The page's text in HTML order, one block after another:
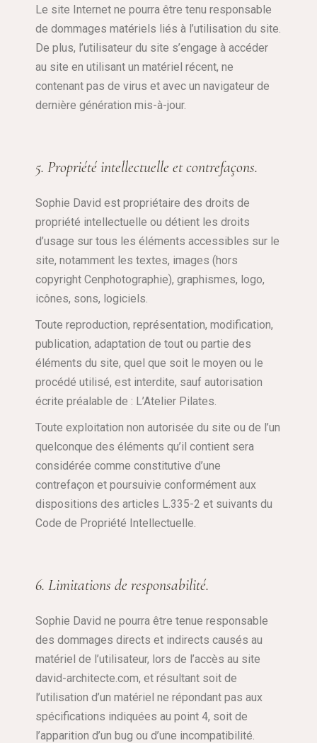
Le site Internet ne pourra être tenu responsable
de dommages matériels liés à l’utilisation du site.
De plus, l’utilisateur du site s’engage à accéder
au site en utilisant un matériel récent, ne
contenant pas de virus et avec un navigateur de
dernière génération mis-à-jour.
5. Propriété intellectuelle et contrefaçons.
Sophie David est propriétaire des droits de
propriété intellectuelle ou détient les droits
d’usage sur tous les éléments accessibles sur le
site, notamment les textes, images (hors
copyright Cenphotographie), graphismes, logo,
icônes, sons, logiciels.
Toute reproduction, représentation, modification,
publication, adaptation de tout ou partie des
éléments du site, quel que soit le moyen ou le
procédé utilisé, est interdite, sauf autorisation
écrite préalable de : L’Atelier Pilates.
Toute exploitation non autorisée du site ou de l’un
quelconque des éléments qu’il contient sera
considérée comme constitutive d’une
contrefaçon et poursuivie conformément aux
dispositions des articles L.335-2 et suivants du
Code de Propriété Intellectuelle.
6. Limitations de responsabilité.
Sophie David ne pourra être tenue responsable
des dommages directs et indirects causés au
matériel de l’utilisateur, lors de l’accès au site
david-architecte.com, et résultant soit de
l’utilisation d’un matériel ne répondant pas aux
spécifications indiquées au point 4, soit de
l’apparition d’un bug ou d’une incompatibilité.